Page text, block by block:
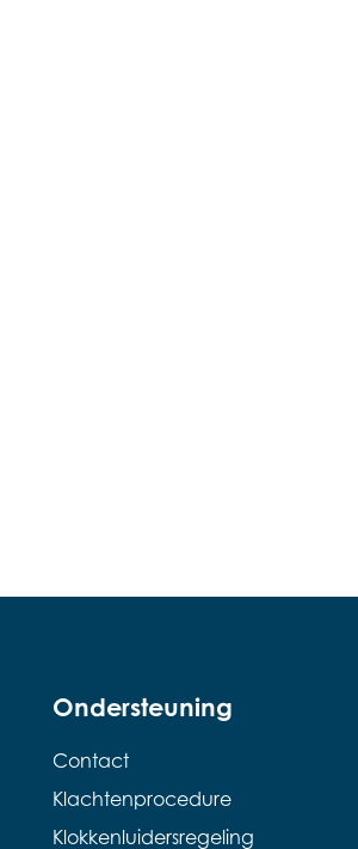
Ondersteuning
Contact
Klachtenprocedure
Klokkenluidersregeling